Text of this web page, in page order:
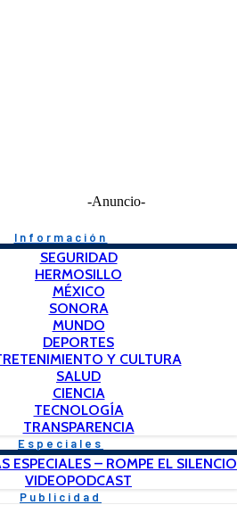
-Anuncio-
Información
SEGURIDAD
HERMOSILLO
MÉXICO
SONORA
MUNDO
DEPORTES
Y CULTURA
SALUD
CIENCIA
TECNOLOGÍA
TRANSPARENCIA
Especiales
ESPECIALES – ROMPE EL SILENCIO
VIDEOPODCAST
Publicidad